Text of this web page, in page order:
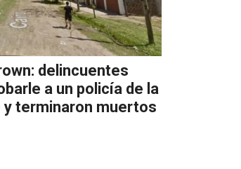
delincuentes
a un policía de la
y terminaron muertos